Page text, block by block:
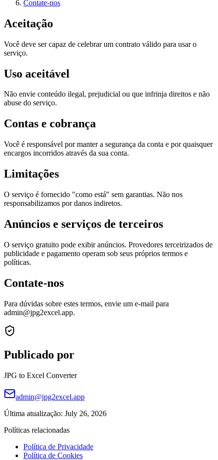
Contate-nos
Aceitação
Você deve ser capaz de celebrar um contrato válido para usar o
serviço.
Uso aceitável
Não envie conteúdo ilegal, prejudicial ou que infrinja direitos e não
abuse do serviço.
Contas e cobrança
Você é responsável por manter a segurança da conta e por quaisquer
encargos incorridos através da sua conta.
Limitações
O serviço é fornecido "como está" sem garantias. Não nos
responsabilizamos por danos indiretos.
Anúncios e serviços de terceiros
O serviço gratuito pode exibir anúncios. Provedores terceirizados de
publicidade e pagamento operam sob seus próprios termos e
políticas.
Contate-nos
Para dúvidas sobre estes termos, envie um e-mail para
admin@jpg2excel.app.
Publicado por
JPG to Excel Converter
admin@jpg2excel.app
Última atualização: July 26, 2026
Políticas relacionadas
Política de Privacidade
Política de Cookies